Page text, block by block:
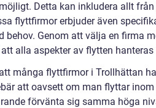
Detta kan inkludera allt
flyttfirmor erbjuder även
behov. Genom att välja en firma
alla aspekter av flytten
många flyttfirmor i Trollhättan
att oavsett om man flyttar
förvänta sig samma höga